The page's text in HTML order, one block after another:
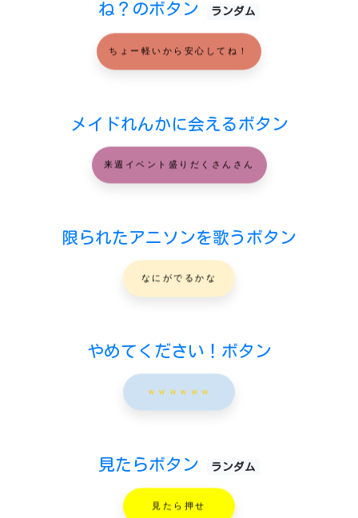
ね？のボタン
ランダム
ちょー軽いから安心してね！
メイドれんかに会えるボタン
来週イベント盛りだくさんさん
限られたアニソンを歌うボタン
なにがでるかな
やめてください！ボタン
ｗｗｗｗｗｗ
見たらボタン ランダム
見たら押せ